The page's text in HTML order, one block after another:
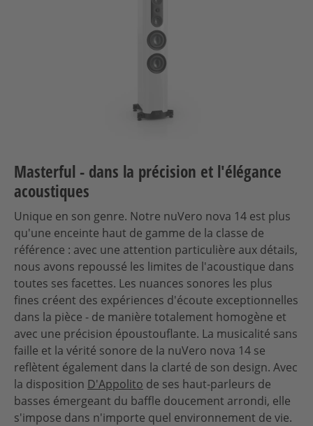
Masterful - dans la précision et l'élégance
acoustiques
Unique en son genre. Notre nuVero nova 14 est plus
qu'une enceinte haut de gamme de la classe de
référence : avec une attention particulière aux détails,
nous avons repoussé les limites de l'acoustique dans
toutes ses facettes. Les nuances sonores les plus
fines créent des expériences d'écoute exceptionnelles
dans la pièce - de manière totalement homogène et
avec une précision époustouflante. La musicalité sans
faille et la vérité sonore de la nuVero nova 14 se
reflètent également dans la clarté de son design. Avec
la disposition D'Appolito de ses haut-parleurs de
basses émergeant du baffle doucement arrondi, elle
s'impose dans n'importe quel environnement de vie.